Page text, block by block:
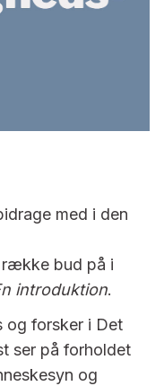
med i den
række bud på i
introduktion.
og forsker i Det
ser på forholdet
og